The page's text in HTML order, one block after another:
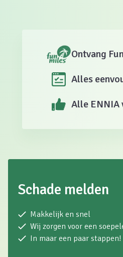
Ontvang
Alles
Alle ENNIA
Schade melden
Makkelijk en snel
Wij zorgen voor een
In maar een paar stappen!